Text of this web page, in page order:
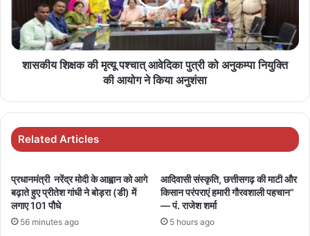
शासकीय शिक्षक की मृत्यू पश्चात् आवेदिका पुत्री को अनुकम्पा नियुक्ति
की आयोग ने किया अनुशंसा
Related Articles
प्रधानमंत्री नरेंद्र मोदी के आह्वान को आगे
बढ़ाते हुए प्रीतेश गांधी ने बोड़रा (डी) में
लगाए 101 पौधे
56 minutes ago
आदिवासी संस्कृति, छत्तीसगढ़ की माटी और
किसान परंपराएं हमारी गौरवशाली पहचान”
— पं. राजेश शर्मा
5 hours ago